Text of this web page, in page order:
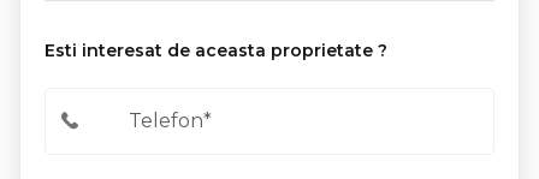
Esti interesat de aceasta proprietate ?